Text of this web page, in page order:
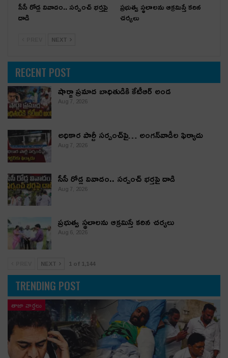
సీసీ రోడ్ల వివాదం.. స‌ర్పంచ్ భ‌ర్త‌పై
దాడి
ప్రభుత్వ స్థలాలను ఆక్రమిస్తే కఠిన
చర్యలు
NEXT
RECENT POST
షార్జా ప్రమాద బాధితుడికి కేటీఆర్ అండ
Aug 7, 2026
అధికార పార్టీ స‌ర్పంచ్‌పై… అంగ‌న్‌వాడీల ఫిర్యాదు
Aug 7, 2026
సీసీ రోడ్ల వివాదం.. స‌ర్పంచ్ భ‌ర్త‌పై దాడి
Aug 7, 2026
ప్రభుత్వ స్థలాలను ఆక్రమిస్తే కఠిన చర్యలు
Aug 6, 2026
NEXT 1 of 1,144
TRENDING POST
తాజా వార్తలు